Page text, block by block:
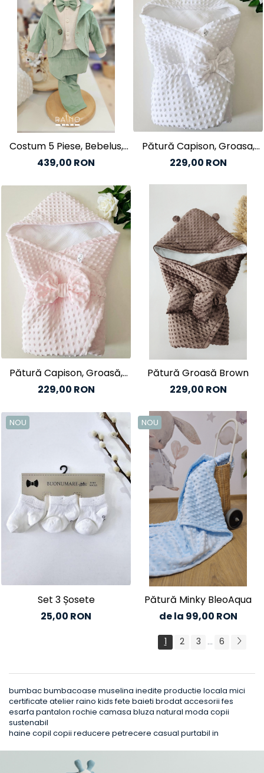
Costum 5 Piese, Bebelus,
Verde Mint
439,00 RON
Pătură Capison, Groasa,
Culoare Ivory
229,00 RON
Pătură Capison, Groasă,
Culoare Roz
229,00 RON
Pătură Groasă Brown
229,00 RON
NOU
Set 3 Șosete
25,00 RON
NOU
Pătură Minky BleoAqua
de la 99,00 RON
1 2 3 ... 6
bumbac bumbacoase muselina inedite productie locala mici
certificate atelier raino kids fete baieti brodat accesorii fes
esarfa pantalon rochie camasa bluza natural moda copii
sustenabil
haine copil copii reducere petrecere casual purtabil in